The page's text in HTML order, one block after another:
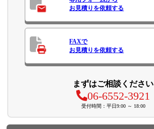
お見積り を依頼する
FAXで
お見積り を依頼する
まずはご相談ください
06-6552-3921
受付時間：平日9:00 ～ 18:00